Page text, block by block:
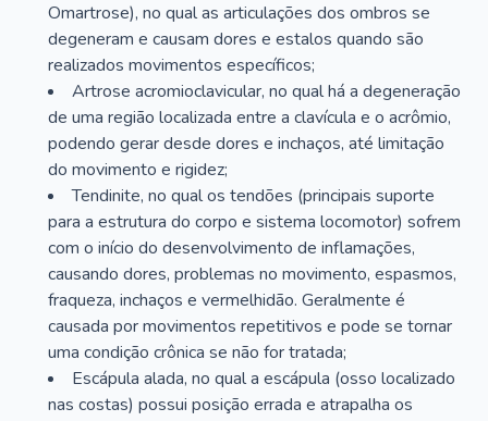
Omartrose), no qual as articulações dos ombros se
degeneram e causam dores e estalos quando são
realizados movimentos específicos;
Artrose acromioclavicular, no qual há a degeneração
de uma região localizada entre a clavícula e o acrômio,
podendo gerar desde dores e inchaços, até limitação
do movimento e rigidez;
Tendinite, no qual os tendões (principais suporte
para a estrutura do corpo e sistema locomotor) sofrem
com o início do desenvolvimento de inflamações,
causando dores, problemas no movimento, espasmos,
fraqueza, inchaços e vermelhidão. Geralmente é
causada por movimentos repetitivos e pode se tornar
uma condição crônica se não for tratada;
Escápula alada, no qual a escápula (osso localizado
nas costas) possui posição errada e atrapalha os